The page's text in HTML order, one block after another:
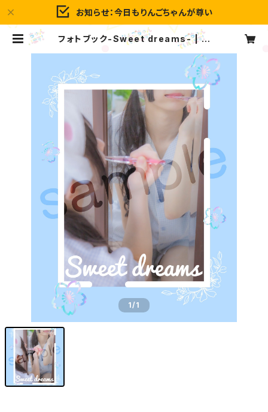
お知らせ：今日もりんごちゃんが尊い
フォトブック-Sweet dreams- | ア
ップルネットクリニック
1/1